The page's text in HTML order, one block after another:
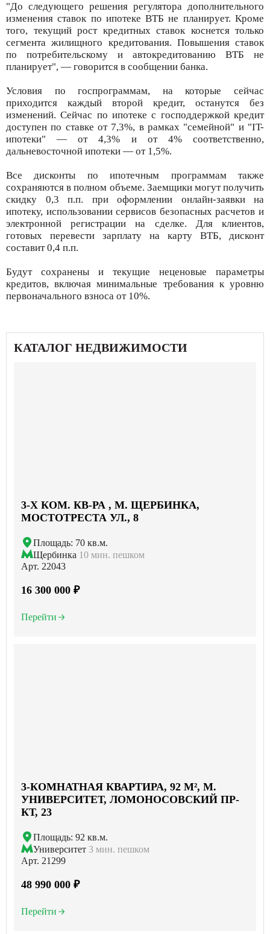
"До следующего решения регулятора дополнительного
изменения ставок по ипотеке ВТБ не планирует. Кроме
того, текущий рост кредитных ставок коснется только
сегмента жилищного кредитования. Повышения ставок
по потребительскому и автокредитованию ВТБ не
планирует", — говорится в сообщении банка.
Условия по госпрограммам, на которые сейчас
приходится каждый второй кредит, останутся без
изменений. Сейчас по ипотеке с господдержкой кредит
доступен по ставке от 7,3%, в рамках "семейной" и "IT-
ипотеки" — от 4,3% и от 4% соответственно,
дальневосточной ипотеки — от 1,5%.
Все дисконты по ипотечным программам также
сохраняются в полном объеме. Заемщики могут получить
скидку 0,3 п.п. при оформлении онлайн-заявки на
ипотеку, использовании сервисов безопасных расчетов и
электронной регистрации на сделке. Для клиентов,
готовых перевести зарплату на карту ВТБ, дисконт
составит 0,4 п.п.
Будут сохранены и текущие неценовые параметры
кредитов, включая минимальные требования к уровню
первоначального взноса от 10%.
КАТАЛОГ НЕДВИЖИМОСТИ
3-X КОМ. КВ-РА , М. ЩЕРБИНКА,
МОСТОТРЕСТА УЛ., 8
Площадь: 70 кв.м.
Щербинка 10 мин. пешком
Арт. 22043
16 300 000 ₽
Перейти
3-КОМНАТНАЯ КВАРТИРА, 92 М², М.
УНИВЕРСИТЕТ, ЛОМОНОСОВСКИЙ ПР-
КТ, 23
Площадь: 92 кв.м.
Университет 3 мин. пешком
Арт. 21299
48 990 000 ₽
Перейти